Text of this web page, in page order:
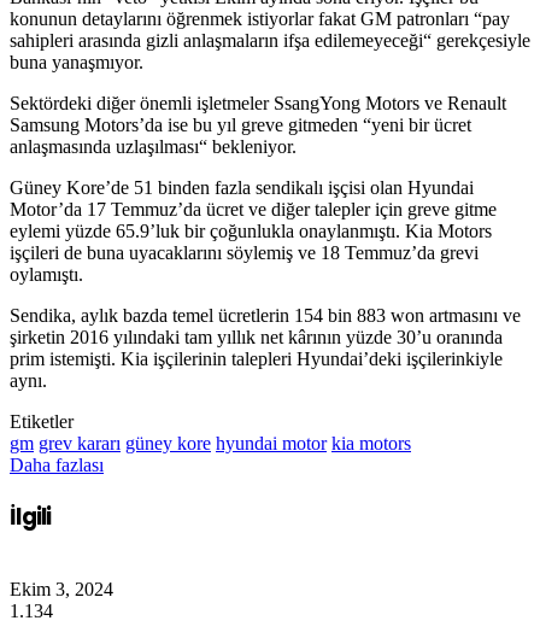
konunun detaylarını öğrenmek istiyorlar fakat GM patronları “pay
sahipleri arasında gizli anlaşmaların ifşa edilemeyeceği“ gerekçesiyle
buna yanaşmıyor.
Sektördeki diğer önemli işletmeler SsangYong Motors ve Renault
Samsung Motors’da ise bu yıl greve gitmeden “yeni bir ücret
anlaşmasında uzlaşılması“ bekleniyor.
Güney Kore’de 51 binden fazla sendikalı işçisi olan Hyundai
Motor’da 17 Temmuz’da ücret ve diğer talepler için greve gitme
eylemi yüzde 65.9’luk bir çoğunlukla onaylanmıştı. Kia Motors
işçileri de buna uyacaklarını söylemiş ve 18 Temmuz’da grevi
oylamıştı.
Sendika, aylık bazda temel ücretlerin 154 bin 883 won artmasını ve
şirketin 2016 yılındaki tam yıllık net kârının yüzde 30’u oranında
prim istemişti. Kia işçilerinin talepleri Hyundai’deki işçilerinkiyle
aynı.
Etiketler
gm grev kararı güney kore hyundai motor kia motors
Daha fazlası
İlgili
Ekim 3, 2024
1.134